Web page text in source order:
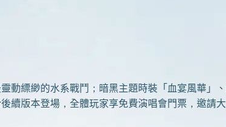
縹緲的水系戰鬥；暗黑主題時裝「血宴風華」
續版本登場，全體玩家享免費演唱會門票，邀請